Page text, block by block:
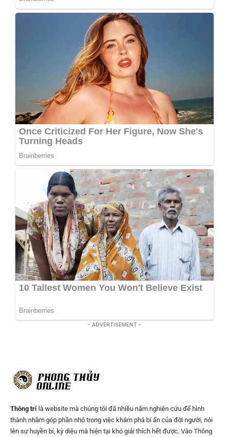
- ADVERTISEMENT -
Thông trí là website mà chúng tôi đã nhiều năm nghiên cứu để hình
thành nhằm góp phần nhỏ trong việc khám phá bí ẩn của đời người, nói
lên sự huyền bí, kỳ diệu mà hiện tại khó giải thích hết được. Vào Thông